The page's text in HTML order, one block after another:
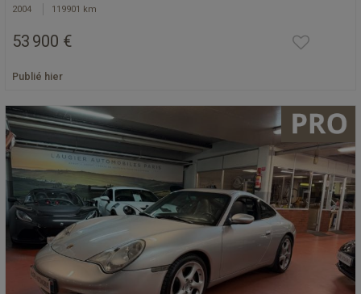
2004 119901 km
53 900 €
Publié hier